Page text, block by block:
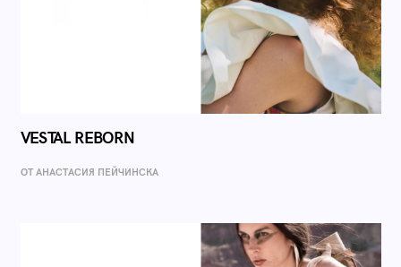
VESTAL REBORN
ОТ AНАСТАСИЯ ПЕЙЧИНСКА